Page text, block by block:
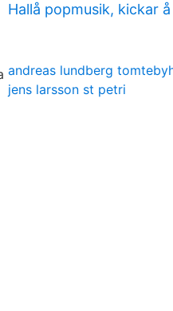
Hallå popmusik, kickar
andreas lundberg
jens larsson st petri